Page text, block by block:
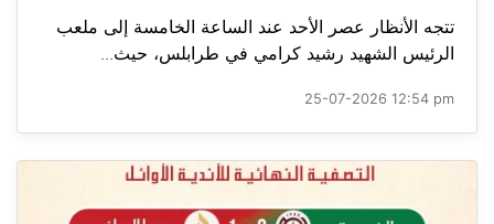
تتجه الأنظار عصر الأحد عند الساعة الخامسة إلى ملعب
الرئيس الشهيد رشيد كرامي في طرابلس، حيث...
25-07-2026 12:54 pm